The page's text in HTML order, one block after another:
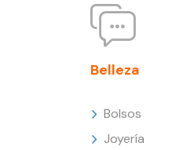
Belleza
Bolsos
Joyería